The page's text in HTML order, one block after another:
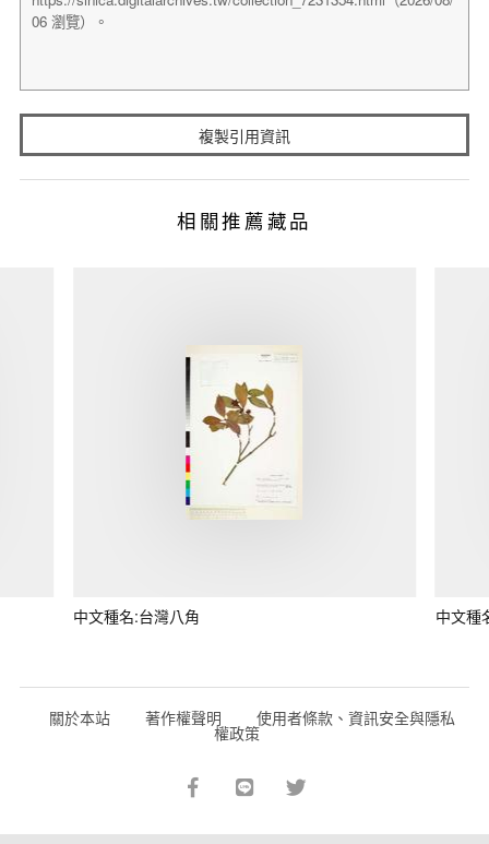
複製引用資訊
相關推薦藏品
中文種名:台灣八角 中文種
關於本站 著作權聲明 使用者條款、資訊安全與隱私
權政策